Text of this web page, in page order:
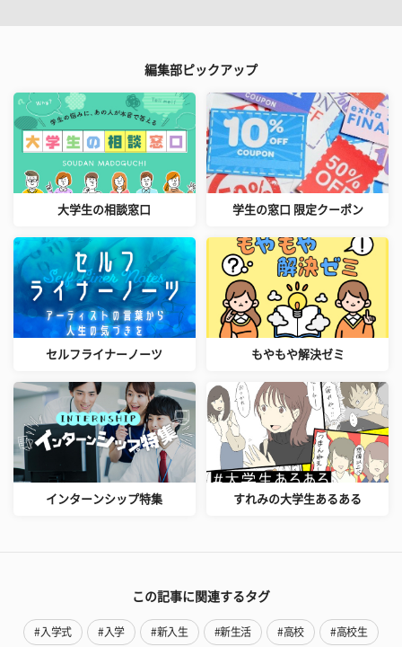
編集部ピックアップ
大学生の相談窓口 学生の窓口 限定クーポン
セルフライナーノーツ もやもや解決ゼミ
インターンシップ特集 すれみの大学生あるある
この記事に関連するタグ
#入学式 #入学 #新入生 #新生活 #高校 #高校生